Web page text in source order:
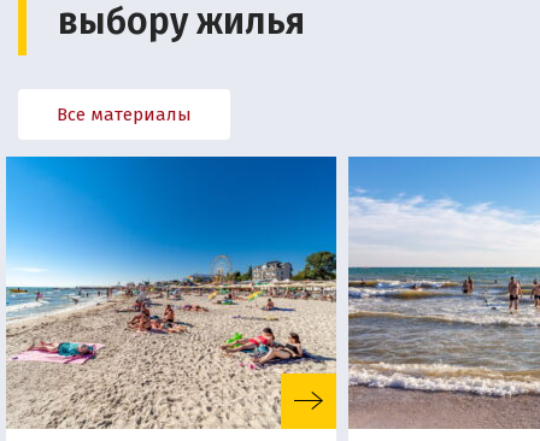
выбору жилья
Все материалы